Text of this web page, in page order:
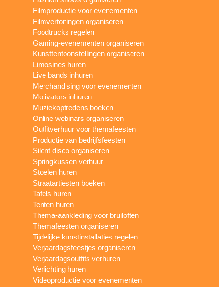
Filmproductie voor evenementen
Filmvertoningen organiseren
Foodtrucks regelen
Gaming-evenementen organiseren
Kunsttentoonstellingen organiseren
Limosines huren
Live bands inhuren
Merchandising voor evenementen
Motivators inhuren
Muziekoptredens boeken
Online webinars organiseren
Outfitverhuur voor themafeesten
Productie van bedrijfsfeesten
Silent disco organiseren
Springkussen verhuur
Stoelen huren
Straatartiesten boeken
Tafels huren
Tenten huren
Thema-aankleding voor bruiloften
Themafeesten organiseren
Tijdelijke kunstinstallaties regelen
Verjaardagsfeestjes organiseren
Verjaardagsoutfits verhuren
Verlichting huren
Videoproductie voor evenementen